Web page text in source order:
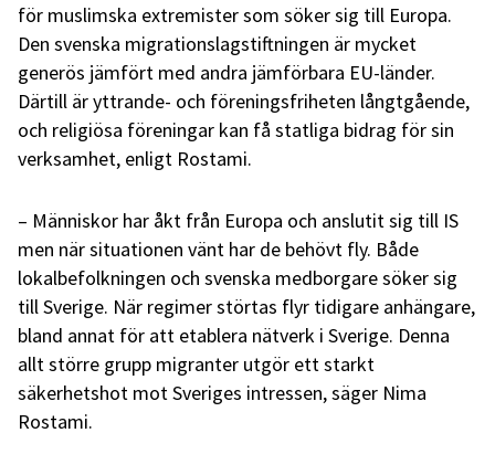
för muslimska extremister som söker sig till Europa.
Den svenska migrationslagstiftningen är mycket
generös jämfört med andra jämförbara EU-länder.
Därtill är yttrande- och föreningsfriheten långtgående,
och religiösa föreningar kan få statliga bidrag för sin
verksamhet, enligt Rostami.
– Människor har åkt från Europa och anslutit sig till IS
men när situationen vänt har de behövt fly. Både
lokalbefolkningen och svenska medborgare söker sig
till Sverige. När regimer störtas flyr tidigare anhängare,
bland annat för att etablera nätverk i Sverige. Denna
allt större grupp migranter utgör ett starkt
säkerhetshot mot Sveriges intressen, säger Nima
Rostami.